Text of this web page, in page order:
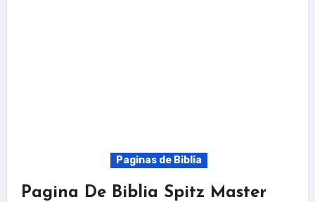
Paginas de Biblia
Pagina De Biblia Spitz Master